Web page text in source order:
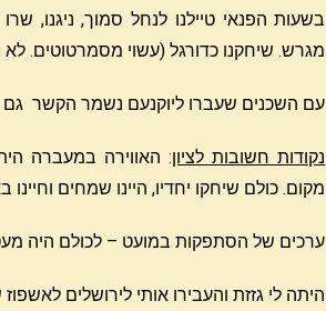
בשעות הפנאי טיילנו לנחל סמוך, ניגנו,
מגרש. שיחקנו כדורגל (עשוי מסמרטוטים. לא
עם השכנים שעברו ליוקנעם נשמר הקשר
נקודות חשובות לציון: האווירה במעברה
מקום. כולם שיחקו יחדיו, היינו שמחים
ערכים של הסתפקות במועט – לכולם היה
היתה לי גזזת והעבירו אותי לירושלים